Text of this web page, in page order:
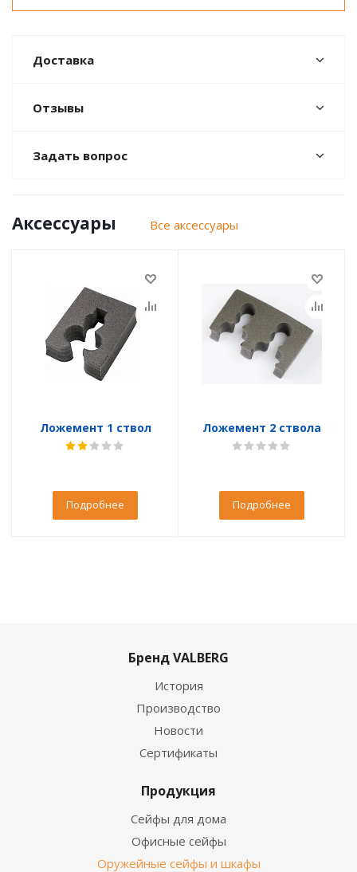
Доставка
Отзывы
Задать вопрос
Аксессуары Все аксессуары
Ложемент 1 ствол
Подробнее
Ложемент 2 ствола
Подробнее
Бренд VALBERG
История
Производство
Новости
Сертификаты
Продукция
Сейфы для дома
Офисные сейфы
Оружейные сейфы и шкафы